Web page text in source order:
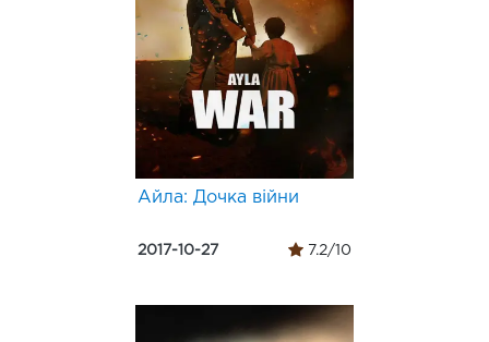
Айла: Дочка війни
2017-10-27 7.2/10